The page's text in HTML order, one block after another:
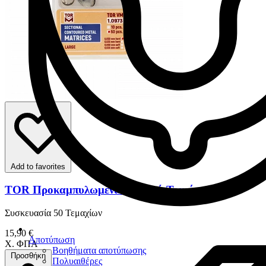
Αποτύπωση
Βοηθήματα αποτύπωσης
Πολυαιθέρες
Add to favorites
TOR Προκαμπυλωμένα Τεχνητά Τοιχώματα
Συσκευασία 50 Τεμαχίων
15,90 €
Χ. ΦΠΑ
Προσθήκη